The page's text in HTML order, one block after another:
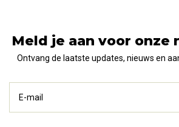
Meld je aan voor onze
Ontvang de laatste updates, nieuws en